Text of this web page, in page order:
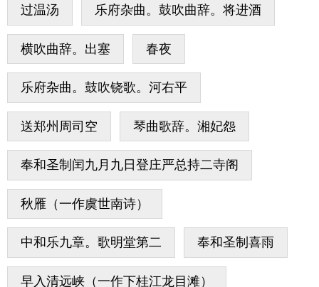
过温汤 乐府杂曲。鼓吹曲辞。将进酒
横吹曲辞。出塞 春夜
乐府杂曲。鼓吹铙歌。河右平
送郑州周司空 琴曲歌辞。湘妃怨
奉和圣制闰九月九日登庄严总持二寺阁
秋雁（一作虞世南诗）
中和乐九章。歌明堂第二 奉和圣制喜雨
早入清远峡（一作下桂江龙目滩）